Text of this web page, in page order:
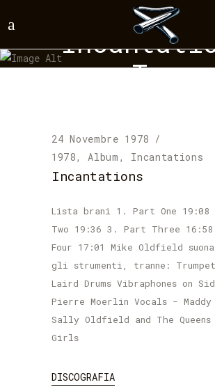
Tag
24 Novembre 1978
1978,Album , Incantations
Incantations
Lista brani 1. Part One
Two 19:36 3. Part Three
Four 17:01 Mike Oldfield
gli strumenti, tranne:
Laird Drums Vibraphones on
Pierre Moerlin Vocals -
Sally Oldfield and The Queens
Girls
DISCOGRAFIA